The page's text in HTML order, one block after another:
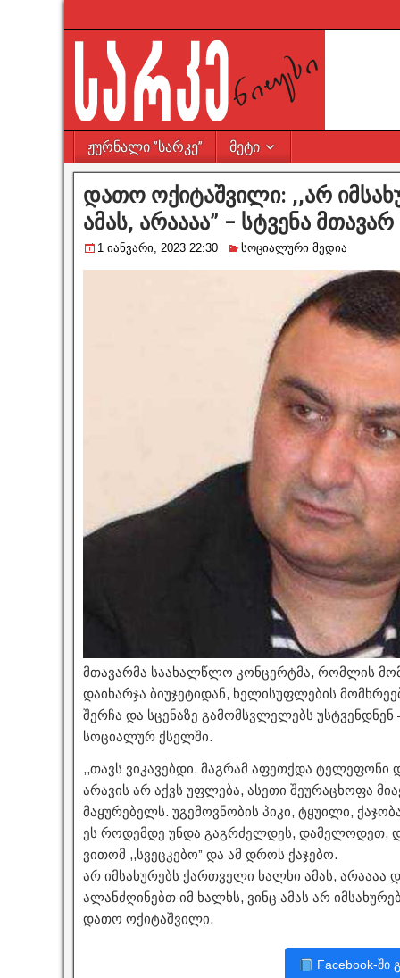
ჟურნალი ”სარკე” მეტი
დათო ოქიტაშვილი: ,,არ
ამას, არაააა” – სტვენა
1 იანვარი, 2023 22:30 სოციალური მედია
მთავარმა საახალწლო კონცერტმა, რომლის
დაიხარჯა ბიუჯეტიდან, ხელისუფლების
შერჩა და სცენაზე გამომსვლელებს უსტვენდნენ
სოციალურ ქსელში.
,,თავს ვიკავებდი, მაგრამ აფეთქდა ტელეფონი
არავის არ აქვს უფლება, ასეთი შეურაცხოფა
მაყურებელს. უგემოვნობის პიკი, ტყუილი,
ეს როდემდე უნდა გაგრძელდეს, დამელოდეთ,
ვითომ ,,სვეცკებო” და ამ დროს ქაჯებო.
არ იმსახურებს ქართველი ხალხი ამას, არაააა
ალანძღინებთ იმ ხალხს, ვინც ამას არ
დათო ოქიტაშვილი.
Facebook-ში